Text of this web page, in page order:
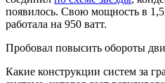
появилось. Свою мощность в
работала на 950 ватт.
Пробовал повысить обороты
Какие конструкции систем за